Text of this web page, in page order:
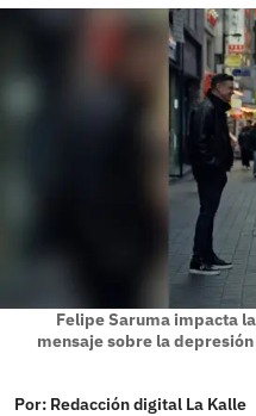
Felipe Saruma impacta
mensaje sobre la depresión
Por: Redacción digital La Kalle